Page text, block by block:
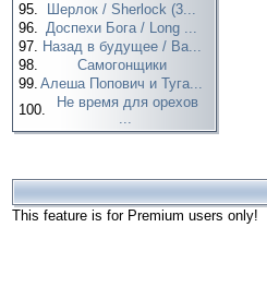
95.
Шерлок / Sherlock (3...
96. Доспехи Бога / Long ...
97. Назад в будущее / Ba...
98.
Самогонщики
99. Алеша Попович и Туга...
100.
Не время для орехов
...
This feature is for Premium users only!